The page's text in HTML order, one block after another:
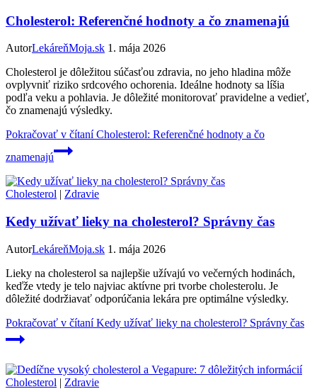
Cholesterol: Referenčné hodnoty a čo znamenajú
AutorLekáreňMoja.sk 1. mája 2026
Cholesterol je dôležitou súčasťou zdravia, no jeho hladina môže
ovplyvniť riziko srdcového ochorenia. Ideálne hodnoty sa líšia
podľa veku a pohlavia. Je dôležité monitorovať pravidelne a vedieť,
čo znamenajú výsledky.
Pokračovať v čítaníCholesterol: Referenčné hodnoty a čo
znamenajú
Cholesterol | Zdravie
Kedy užívať lieky na cholesterol? Správny čas
AutorLekáreňMoja.sk 1. mája 2026
Lieky na cholesterol sa najlepšie užívajú vo večerných hodinách,
keďže vtedy je telo najviac aktívne pri tvorbe cholesterolu. Je
dôležité dodržiavať odporúčania lekára pre optimálne výsledky.
Pokračovať v čítaníKedy užívať lieky na cholesterol? Správny čas
Cholesterol | Zdravie